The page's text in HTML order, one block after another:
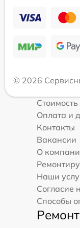
© 2026
Оплата и
Контакты
Вакансии
О
Наши
Согласие
Способы